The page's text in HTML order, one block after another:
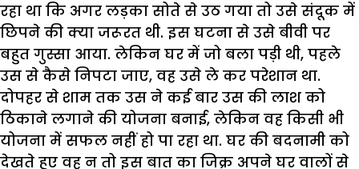
रहा था कि अगर लड़का सोते से उठ गया तो उसे संदूक में
छिपने की क्या जरूरत थी. इस घटना से उसे बीवी पर
बहुत गुस्सा आया. लेकिन घर में जो बला पड़ी थी, पहले
उस से कैसे निपटा जाए, वह उसे ले कर परेशान था.
दोपहर से शाम तक उस ने कई बार उस की लाश को
ठिकाने लगाने की योजना बनाई, लेकिन वह किसी भी
योजना में सफल नहीं हो पा रहा था. घर की बदनामी को
देखते हुए वह न तो इस बात का जिक्र अपने घर वालों से